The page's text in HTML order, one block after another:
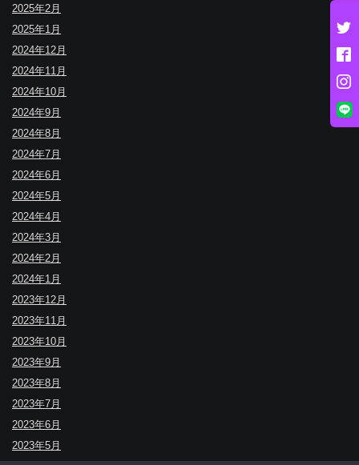
2025年2月
2025年1月
2024年12月
2024年11月
2024年10月
2024年9月
2024年8月
2024年7月
2024年6月
2024年5月
2024年4月
2024年3月
2024年2月
2024年1月
2023年12月
2023年11月
2023年10月
2023年9月
2023年8月
2023年7月
2023年6月
2023年5月